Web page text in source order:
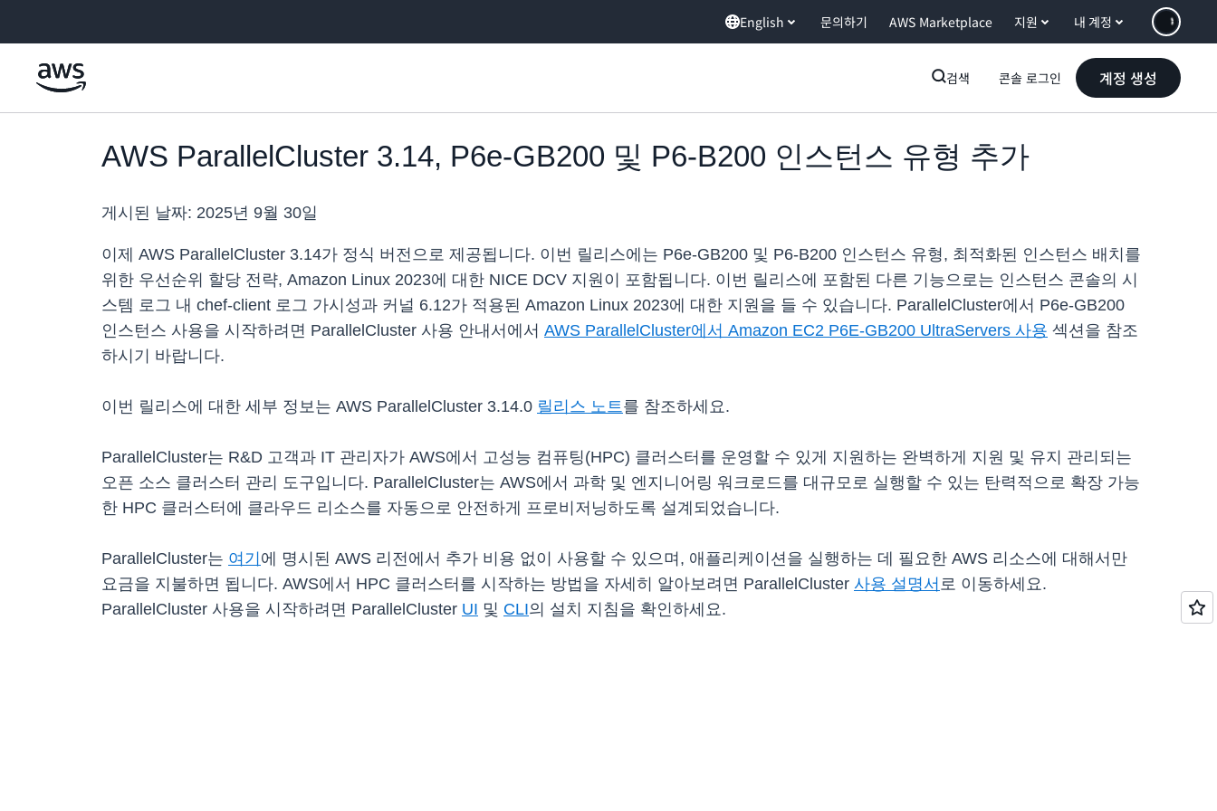
English 문의하기 AWS Marketplace 지원 내 계정
검색 콘솔 로그인 계정 생성
AWS ParallelCluster 3.14, P6e-GB200 및 P6-B200 인스턴스 유형 추가
게시된 날짜: 2025년 9월 30일
이제 AWS ParallelCluster 3.14가 정식 버전으로 제공됩니다. 이번 릴리스에는 P6e-GB200 및 P6-B200 인스턴스 유형, 최적화된 인스턴스 배치를
위한 우선순위 할당 전략, Amazon Linux 2023에 대한 NICE DCV 지원이 포함됩니다. 이번 릴리스에 포함된 다른 기능으로는 인스턴스 콘솔의 시
스템 로그 내 chef-client 로그 가시성과 커널 6.12가 적용된 Amazon Linux 2023에 대한 지원을 들 수 있습니다. ParallelCluster에서 P6e-GB200
인스턴스 사용을 시작하려면 ParallelCluster 사용 안내서에서 AWS ParallelCluster에서 Amazon EC2 P6E-GB200 UltraServers 사용 섹션을 참조
하시기 바랍니다.
이번 릴리스에 대한 세부 정보는 AWS ParallelCluster 3.14.0 릴리스 노트를 참조하세요.
ParallelCluster는 R&D 고객과 IT 관리자가 AWS에서 고성능 컴퓨팅(HPC) 클러스터를 운영할 수 있게 지원하는 완벽하게 지원 및 유지 관리되는
오픈 소스 클러스터 관리 도구입니다. ParallelCluster는 AWS에서 과학 및 엔지니어링 워크로드를 대규모로 실행할 수 있는 탄력적으로 확장 가능
한 HPC 클러스터에 클라우드 리소스를 자동으로 안전하게 프로비저닝하도록 설계되었습니다.
ParallelCluster는 여기 에 명시된 AWS 리전에서 추가 비용 없이 사용할 수 있으며, 애플리케이션을 실행하는 데 필요한 AWS 리소스에 대해서만
요금을 지불하면 됩니다. AWS에서 HPC 클러스터를 시작하는 방법을 자세히 알아보려면 ParallelCluster 사용 설명서 로 이동하세요.
ParallelCluster 사용을 시작하려면 ParallelCluster UI 및 CLI의 설치 지침을 확인하세요.